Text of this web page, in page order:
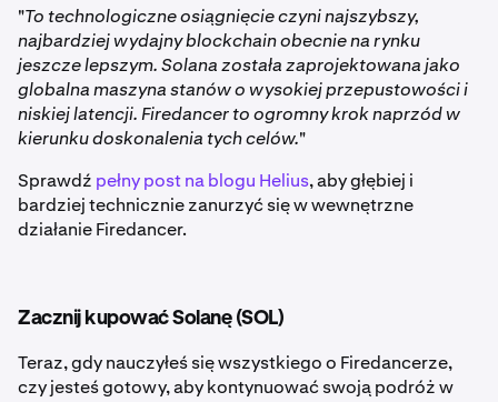
"To technologiczne osiągnięcie czyni najszybszy,
najbardziej wydajny blockchain obecnie na rynku
jeszcze lepszym. Solana została zaprojektowana jako
globalna maszyna stanów o wysokiej przepustowości i
niskiej latencji. Firedancer to ogromny krok naprzód w
kierunku doskonalenia tych celów."
Sprawdź pełny post na blogu Helius, aby głębiej i
bardziej technicznie zanurzyć się w wewnętrzne
działanie Firedancer.
Zacznij kupować Solanę (SOL)
Teraz, gdy nauczyłeś się wszystkiego o Firedancerze,
czy jesteś gotowy, aby kontynuować swoją podróż w